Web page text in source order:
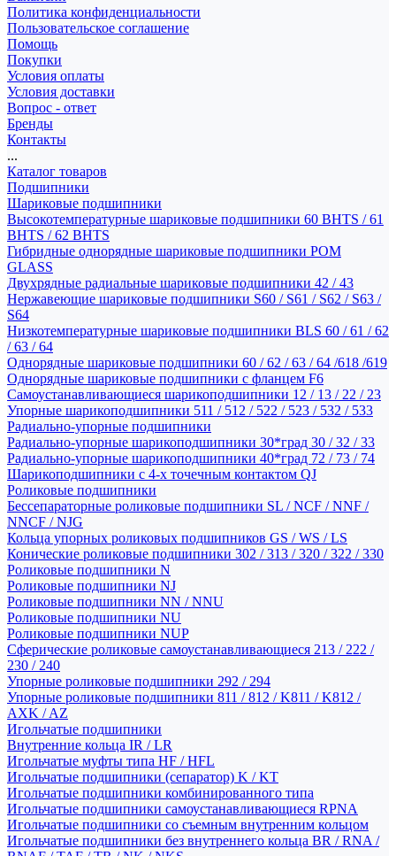
Политика конфиденциальности
Пользовательское соглашение
Помощь
Покупки
Условия оплаты
Условия доставки
Вопрос - ответ
Бренды
Контакты
...
Каталог товаров
Подшипники
Шариковые подшипники
Высокотемпературные шариковые подшипники 60 BHTS / 61
BHTS / 62 BHTS
Гибридные однорядные шариковые подшипники POM
GLASS
Двухрядные радиальные шариковые подшипники 42 / 43
Нержавеющие шариковые подшипники S60 / S61 / S62 / S63 /
S64
Низкотемпературные шариковые подшипники BLS 60 / 61 / 62
/ 63 / 64
Однорядные шариковые подшипники 60 / 62 / 63 / 64 /618 /619
Однорядные шариковые подшипники с фланцем F6
Самоустанавливающиеся шарикоподшипники 12 / 13 / 22 / 23
Упорные шарикоподшипники 511 / 512 / 522 / 523 / 532 / 533
Радиально-упорные подшипники
Радиально-упорные шарикоподшипники 30*град 30 / 32 / 33
Радиально-упорные шарикоподшипники 40*град 72 / 73 / 74
Шарикоподшипники с 4-х точечным контактом QJ
Роликовые подшипники
Бессепараторные роликовые подшипники SL / NCF / NNF /
NNCF / NJG
Кольца упорных роликовых подшипников GS / WS / LS
Конические роликовые подшипники 302 / 313 / 320 / 322 / 330
Роликовые подшипники N
Роликовые подшипники NJ
Роликовые подшипники NN / NNU
Роликовые подшипники NU
Роликовые подшипники NUP
Сферические роликовые самоустанавливающиеся 213 / 222 /
230 / 240
Упорные роликовые подшипники 292 / 294
Упорные роликовые подшипники 811 / 812 / K811 / K812 /
AXK / AZ
Игольчатые подшипники
Внутренние кольца IR / LR
Игольчатые муфты типа HF / HFL
Игольчатые подшипники (сепаратор) K / KT
Игольчатые подшипники комбинированного типа
Игольчатые подшипники самоустанавливающиеся RPNA
Игольчатые подшипники со съемным внутренним кольцом
Игольчатые подшипники без внутреннего кольца BR / RNA /